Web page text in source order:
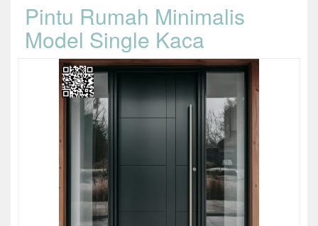
Pintu Rumah Minimalis
Model Single Kaca